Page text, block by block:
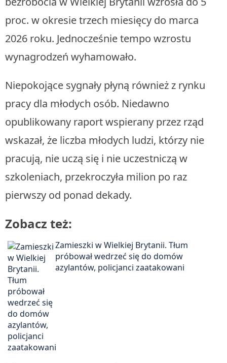
proc. w okresie trzech miesięcy do marca
2026 roku. Jednocześnie tempo wzrostu
wynagrodzeń wyhamowało.
Niepokojące sygnały płyną również z rynku
pracy dla młodych osób. Niedawno
opublikowany raport wspierany przez rząd
wskazał, że liczba młodych ludzi, którzy nie
pracują, nie uczą się i nie uczestniczą w
szkoleniach, przekroczyła milion po raz
pierwszy od ponad dekady.
Zobacz też:
Zamieszki w Wielkiej Brytanii. Tłum
próbował wedrzeć się do domów
azylantów, policjanci zaatakowani